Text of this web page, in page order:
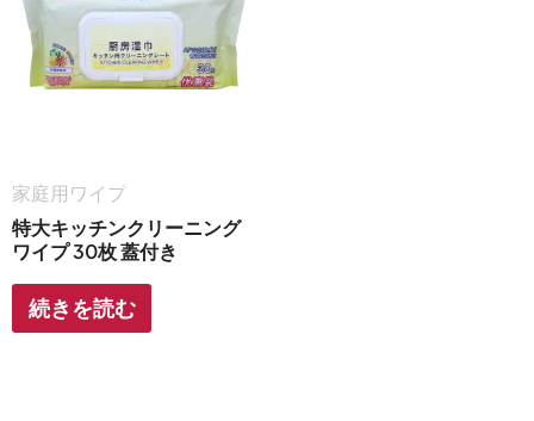
家庭用ワイプ
特大キッチンクリーニング
ワイプ 30枚 蓋付き
続きを読む